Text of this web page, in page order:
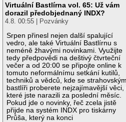
Virtuální Bastlírna vol. 65: Už vám
dorazil předobjednaný INDX?
4.8. 00:55 | Pozvánky
Srpen přinesl nejen další spalující
vedro, ale také Virtuální Bastlírnu s
neméně žhavými novinkami. Využijte
tedy předpovědi na deštivý čtvrteční
večer a od 20:00 se připojte online k
tomuto neformálnímu setkání kutilů,
techniků a vědců, kde se
bastlíři proberete nejzajímavější věci,
které jste narazili za poslední měsíc.
Pokud jde o novinky, řeč zcela jistě
přijde na systém INDX pro tiskárny
Průša, který na konci